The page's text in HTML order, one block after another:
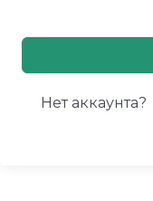
Нет аккаунта?